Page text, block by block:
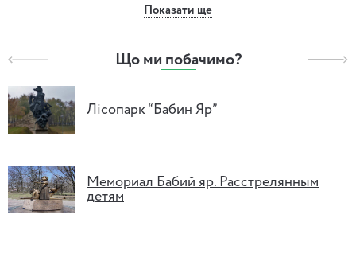
слідів попередньої трагедії.
роботи в районі Бабиного яру, прокладання метро.Правду
правда – частина історії Міста…
Показати ще
Що ми побачимо?
Лісопарк “Бабин Яр”
Мемориал Бабий яр. Расстрелянным
детям